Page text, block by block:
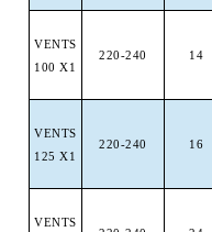
VENTS
100 X1
220-240 14
VENTS
125 X1
220-240 16
VENTS